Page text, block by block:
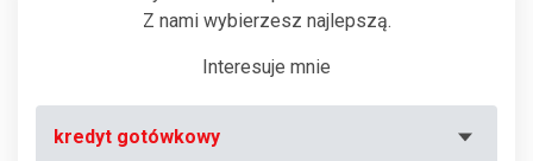
Z nami wybierzesz najlepszą.
Interesuje mnie
kredyt gotówkowy